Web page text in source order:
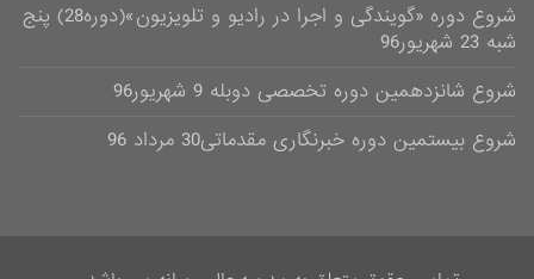
شروع دوره «گویندگی و اجرا در رادیو و تلویزیون»(دوره28) پنج
شبه 23 شهریور96
شروع شانزدهمین دوره تخصصی دوبله 9 شهریور96
شروع بیستمین دوره خبرنگاری مقدماتی30 مرداد 96